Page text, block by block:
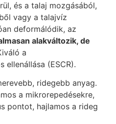
és a talaj mozgásából,
vagy a talajvíz
deformálódik, az
alakváltozik, de
a
ellenállása (ESCR).
ridegebb anyag.
a mikrorepedésekre,
pontot, hajlamos a rideg